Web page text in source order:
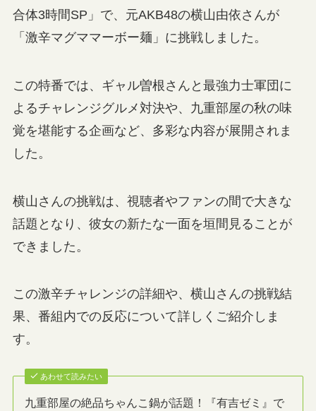
合体3時間SP」で、元AKB48の横山由依さんが
「激辛マグママーボー麺」に挑戦しました。
この特番では、ギャル曽根さんと最強力士軍団に
よるチャレンジグルメ対決や、九重部屋の秋の味
覚を堪能する企画など、多彩な内容が展開されま
した。
横山さんの挑戦は、視聴者やファンの間で大きな
話題となり、彼女の新たな一面を垣間見ることが
できました。
この激辛チャレンジの詳細や、横山さんの挑戦結
果、番組内での反応について詳しくご紹介しま
す。
あわせて読みたい
九重部屋の絶品ちゃんこ鍋が話題！『有吉ゼミ』で